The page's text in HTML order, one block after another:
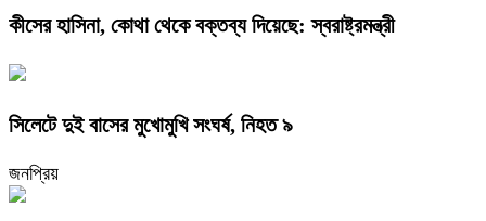
কীসের হাসিনা, কোথা থেকে বক্তব্য দিয়েছে: স্বরাষ্ট্রমন্ত্রী
সিলেটে দুই বাসের মুখোমুখি সংঘর্ষ, নিহত ৯
জনপ্রিয়